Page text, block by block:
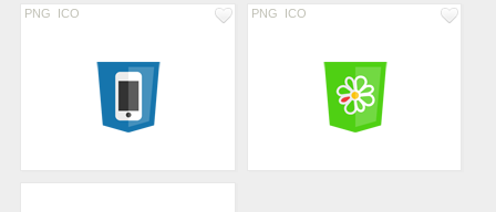
PNG ICO PNG ICO